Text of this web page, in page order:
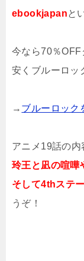
ebookjapanと
今なら70％OFF
安くブルーロッ
→ ブルーロック
アニメ19話の内
玲王と凪の喧嘩
そして4thステ
うぞ！